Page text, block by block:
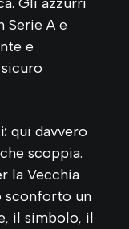
Serie A e
e
qui davvero
scoppia.
la Vecchia
sconforto un
il simbolo, il